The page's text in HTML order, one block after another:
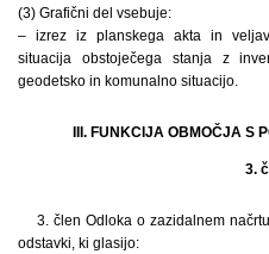
(3) Grafični del vsebuje:
– izrez iz planskega akta in
situacija obstoječega stanja z
geodetsko in komunalno situacijo.
III. FUNKCIJA OBMOČJA S
3.
3. člen Odloka o zazidalnem
odstavki, ki glasijo: